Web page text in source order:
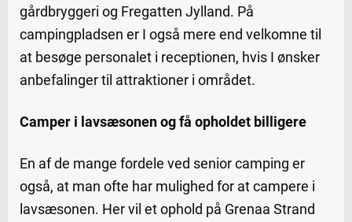
gårdbryggeri og Fregatten Jylland. På
campingpladsen er I også mere end velkomne til
at besøge personalet i receptionen, hvis I ønsker
anbefalinger til attraktioner i området.
Camper i lavsæsonen og få opholdet billigere
En af de mange fordele ved senior camping er
også, at man ofte har mulighed for at campere i
lavsæsonen. Her vil et ophold på Grenaa Strand